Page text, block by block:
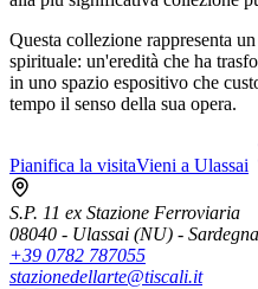
Questa collezione rappresenta
spirituale: un'eredità che ha
in uno spazio espositivo che
tempo il senso della sua opera.
Pianifica la visitaVieni a Ulassai
S.P. 11 ex Stazione Ferroviaria
08040 - Ulassai (NU) - Sardegna
+39 0782 787055
stazionedellarte@tiscali.it